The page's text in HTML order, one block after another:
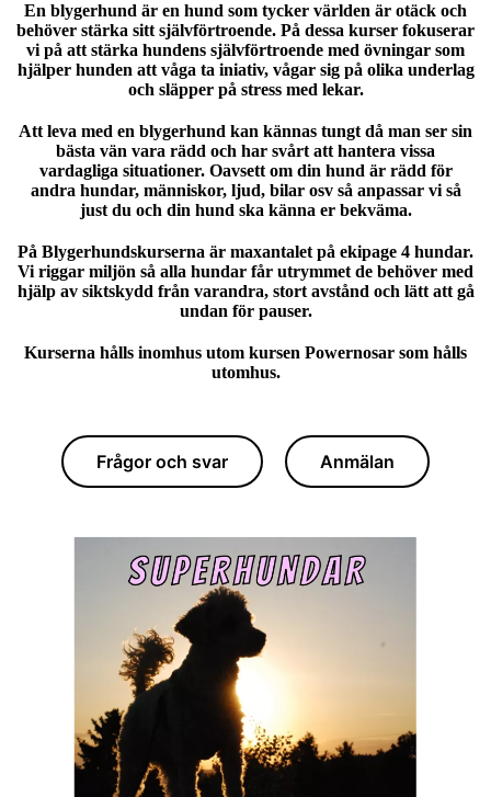
En blygerhund är en hund som tycker världen är otäck och
behöver stärka sitt självförtroende. På dessa kurser fokuserar
vi på att stärka hundens självförtroende med övningar som
hjälper hunden att våga ta iniativ, vågar sig på olika underlag
och släpper på stress med lekar.
Att leva med en blygerhund kan kännas tungt då man ser sin
bästa vän vara rädd och har svårt att hantera vissa
vardagliga situationer. Oavsett om din hund är rädd för
andra hundar, människor, ljud, bilar osv så anpassar vi så
just du och din hund ska känna er bekväma.
På Blygerhundskurserna är maxantalet på ekipage 4 hundar.
Vi riggar miljön så alla hundar får utrymmet de behöver med
hjälp av siktskydd från varandra, stort avstånd och lätt att gå
undan för pauser.
Kurserna hålls inomhus utom kursen Powernosar som hålls
utomhus.
Frågor och svar Anmälan